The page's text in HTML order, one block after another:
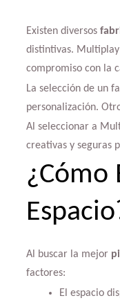
Existen diversos
distintivas. Multiplay
compromiso con la
La selección de un
personalización.
Al seleccionar a
creativas y seguras
¿Cómo
Al buscar la mejor
factores:
El espacio